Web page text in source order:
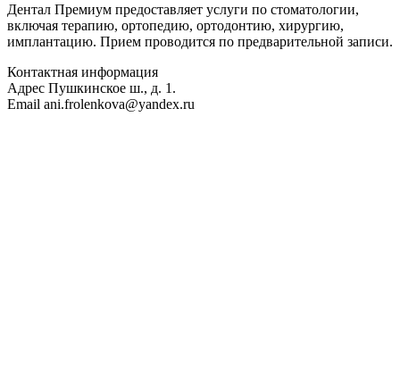
Дентал Премиум предоставляет услуги по стоматологии,
включая терапию, ортопедию, ортодонтию, хирургию,
имплантацию. Прием проводится по предварительной записи.
Контактная информация
Адрес Пушкинское ш., д. 1.
Email ani.frolenkova@yandex.ru